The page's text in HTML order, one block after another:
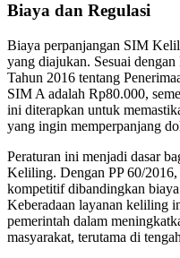
Biaya dan Regulasi
Biaya perpanjangan SIM
yang diajukan. Sesuai
Tahun 2016 tentang
SIM A adalah Rp80.000,
ini diterapkan untuk
yang ingin memperpanjang
Peraturan ini menjadi dasar
Keliling. Dengan PP 60/
kompetitif dibandingkan
Keberadaan layanan keliling
pemerintah dalam
masyarakat, terutama di